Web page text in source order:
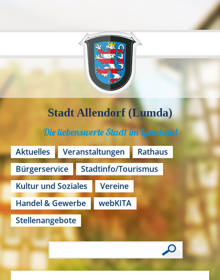
Stadt Allendorf (Lumda)
Die liebenswerte Stadt im Lumdatal
Aktuelles Veranstaltungen
Rathaus
Bürgerservice
Stadtinfo/Tourismus
Kultur und Soziales
Vereine
Handel & Gewerbe
webKITA
Stellenangebote